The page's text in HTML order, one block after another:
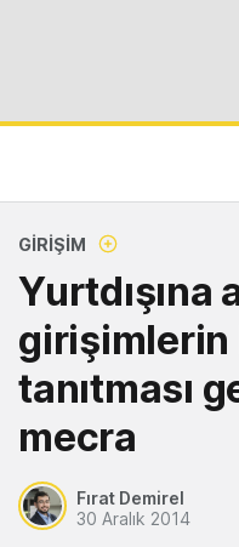
GIRIŞIM
Yurtdışına
girişimlerin
tanıtması
mecra
Fırat Demirel
30 Aralık 2014